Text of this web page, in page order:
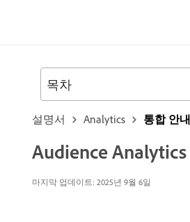
설명서 Analytics 통합 안
Audience
마지막 업데이트: 2025년 9월 6일
목차